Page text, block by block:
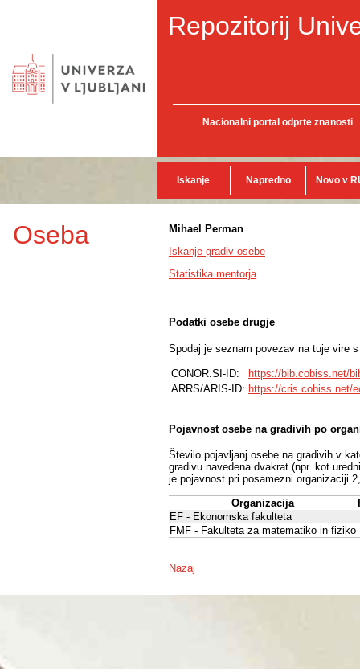
Repozitorij
Nacionalni portal odprte znanosti
Iskanje Napredno Novo v
Oseba
Mihael Perman
Iskanje gradiv osebe
Statistika mentorja
Podatki osebe drugje
Spodaj je seznam povezav na tuje vire
CONOR.SI-ID:
https://bib.cobiss.net/
ARRS/ARIS-ID: https://cris.cobiss.net/
Pojavnost osebe na gradivih po
Število pojavljanj osebe na gradivih v
gradivu navedena dvakrat (npr. kot
je pojavnost pri posamezni organizaciji
Organizacija
EF - Ekonomska fakulteta
FMF - Fakulteta za matematiko in fiziko
Nazaj